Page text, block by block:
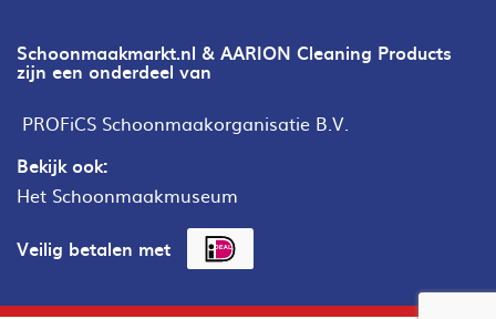
Schoonmaakmarkt.nl & AARION Cleaning Products
zijn een onderdeel van
PROFiCS Schoonmaakorganisatie B.V.
Bekijk ook:
Het Schoonmaakmuseum
Veilig betalen met